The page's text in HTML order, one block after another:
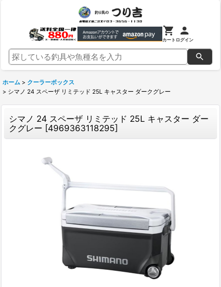
カートログイン
ホーム > クーラーボックス
> シマノ 24 スペーザ リミテッド 25L キャスター ダークグレー
シマノ 24 スペーザ リミテッド 25L キャスター ダー
クグレー [4969363118295]